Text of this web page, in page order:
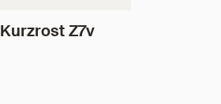
Kurzrost Z7v